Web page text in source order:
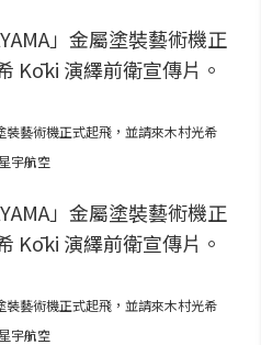
裝藝術機正式起飛，並請來木村光希
宇航空
裝藝術機正式起飛，並請來木村光希
宇航空